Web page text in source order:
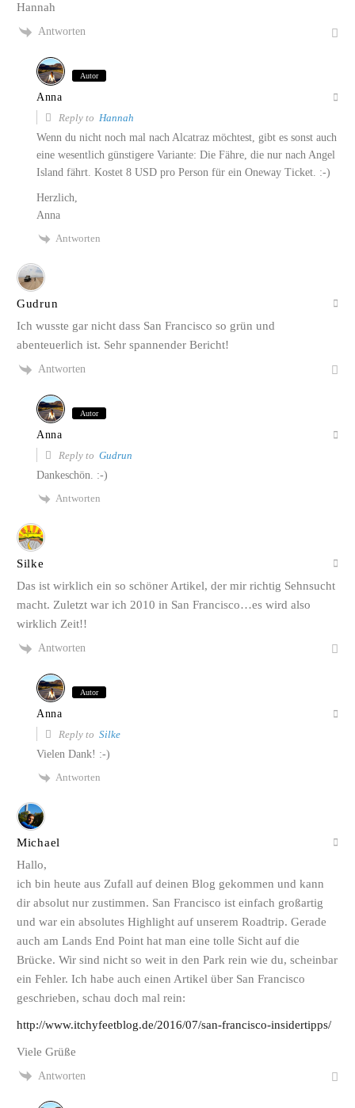
Hannah
Antworten
Autor
Anna
Reply to Hannah
Wenn du nicht noch mal nach Alcatraz möchtest, gibt es sonst auch
eine wesentlich günstigere Variante: Die Fähre, die nur nach Angel
Island fährt. Kostet 8 USD pro Person für ein Oneway Ticket. :-)
Herzlich,
Anna
Antworten
Gudrun
Ich wusste gar nicht dass San Francisco so grün und
abenteuerlich ist. Sehr spannender Bericht!
Antworten
Autor
Anna
Reply to Gudrun
Dankeschön. :-)
Antworten
Silke
Das ist wirklich ein so schöner Artikel, der mir richtig Sehnsucht
macht. Zuletzt war ich 2010 in San Francisco…es wird also
wirklich Zeit!!
Antworten
Autor
Anna
Reply to Silke
Vielen Dank! :-)
Antworten
Michael
Hallo,
ich bin heute aus Zufall auf deinen Blog gekommen und kann
dir absolut nur zustimmen. San Francisco ist einfach großartig
und war ein absolutes Highlight auf unserem Roadtrip. Gerade
auch am Lands End Point hat man eine tolle Sicht auf die
Brücke. Wir sind nicht so weit in den Park rein wie du, scheinbar
ein Fehler. Ich habe auch einen Artikel über San Francisco
geschrieben, schau doch mal rein:
http://www.itchyfeetblog.de/2016/07/san-francisco-insidertipps/
Viele Grüße
Antworten